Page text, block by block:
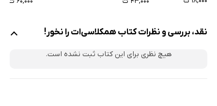
نقد، بررسی و نظرات کتاب ھمکلاسی‌ات را نخور!
هیچ نظری برای این کتاب ثبت نشده است.